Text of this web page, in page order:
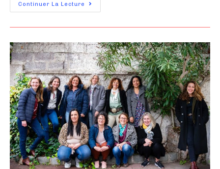
Continuer La Lecture